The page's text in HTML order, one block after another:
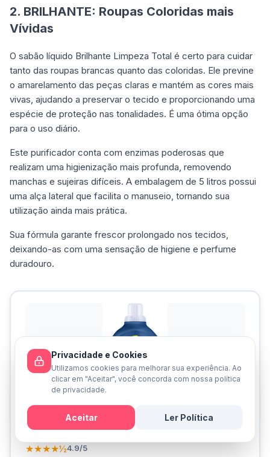
2. BRILHANTE: Roupas Coloridas mais
Vívidas
O sabão líquido Brilhante Limpeza Total é certo para cuidar
tanto das roupas brancas quanto das coloridas. Ele previne
o amarelamento das peças claras e mantém as cores mais
vivas, ajudando a preservar o tecido e proporcionando uma
espécie de proteção nas tonalidades. É uma ótima opção
para o uso diário.
Este purificador conta com enzimas poderosas que
realizam uma higienização mais profunda, removendo
manchas e sujeiras difíceis. A embalagem de 5 litros possui
uma alça lateral que facilita o manuseio, tornando sua
utilização ainda mais prática.
Sua fórmula garante frescor prolongado nos tecidos,
deixando-as com uma sensação de higiene e perfume
duradouro.
Sabão Liquido Brilhante 5L
★★★★½4.9/5
Privacidade e Cookies
Utilizamos cookies para melhorar sua experiência. Ao
clicar em "Aceitar", você concorda com nossa política
de privacidade.
Aceitar
Ler Política